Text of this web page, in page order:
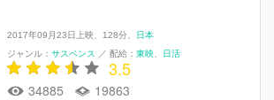
2017年09月23日上映 128分
日本
ジャンル： サスペンス ／ 配給： 東映 日活
3.5
34885 19863